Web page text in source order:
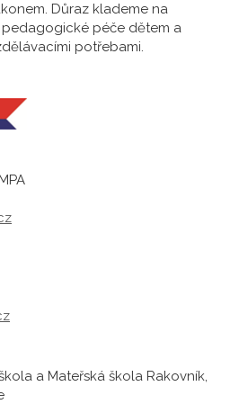
Důraz klademe na
péče dětem a
potřebami.
a Mateřská škola Rakovník,